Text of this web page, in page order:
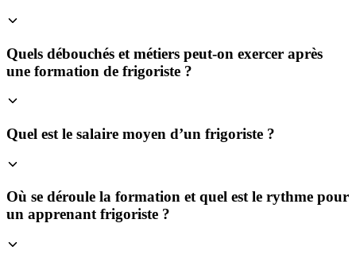
Quels débouchés et métiers peut-on exercer après
une formation de frigoriste ?
Quel est le salaire moyen d’un frigoriste ?
Où se déroule la formation et quel est le rythme pour
un apprenant frigoriste ?